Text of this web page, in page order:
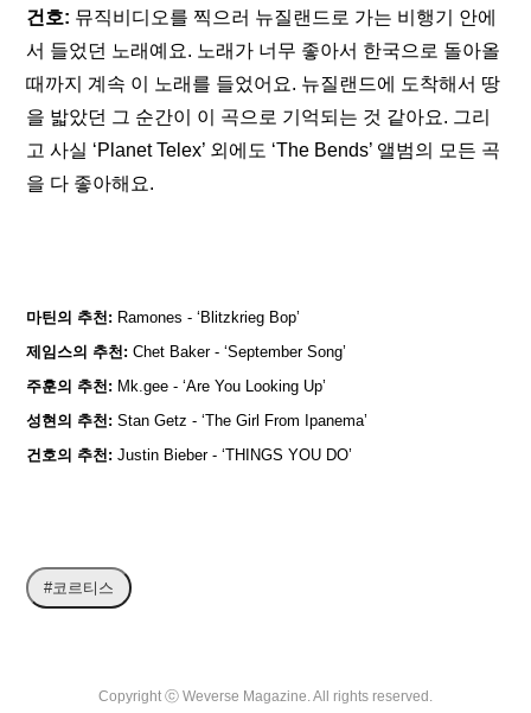
건호: 뮤직비디오를 찍으러 뉴질랜드로 가는 비행기 안에
서 들었던 노래예요. 노래가 너무 좋아서 한국으로 돌아올
때까지 계속 이 노래를 들었어요. 뉴질랜드에 도착해서 땅
을 밟았던 그 순간이 이 곡으로 기억되는 것 같아요. 그리
고 사실 ‘Planet Telex’ 외에도 ‘The Bends’ 앨범의 모든 곡
을 다 좋아해요.
마틴의 추천: Ramones - ‘Blitzkrieg Bop’
제임스의 추천: Chet Baker - ‘September Song’
주훈의 추천: Mk.gee - ‘Are You Looking Up’
성현의 추천: Stan Getz - ‘The Girl From Ipanema’
건호의 추천: Justin Bieber - ‘THINGS YOU DO’
#코르티스
Copyright ⓒ Weverse Magazine. All rights reserved.